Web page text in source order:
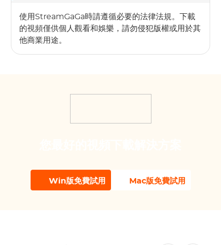
使用StreamGaGa時請遵循必要的法律法規。下載
的視頻僅供個人觀看和娛樂，請勿侵犯版權或用於其
他商業用途。
Win版免費試用 Mac版免費試用